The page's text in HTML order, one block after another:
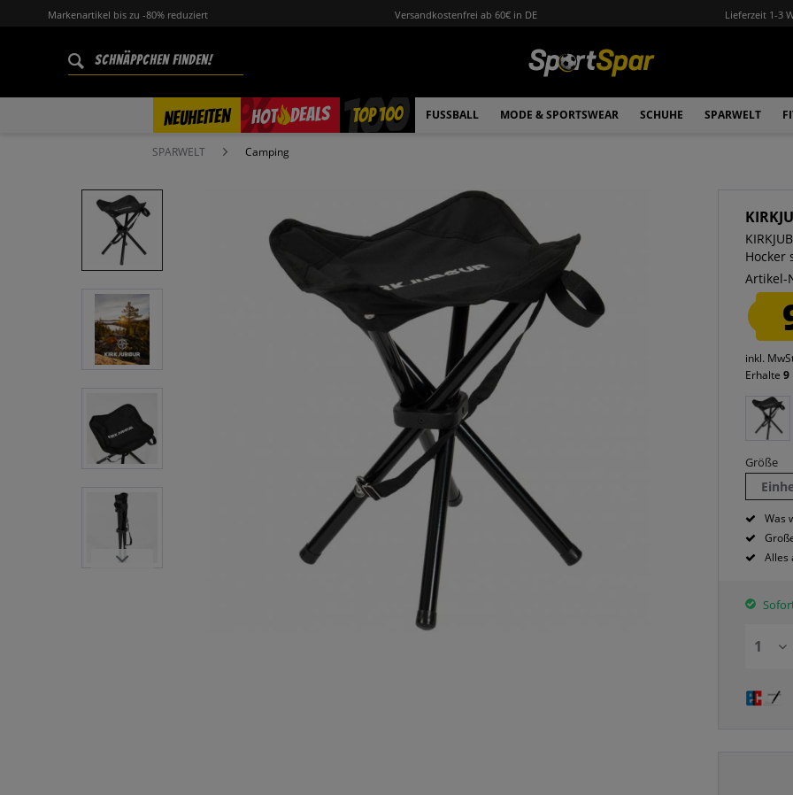
Markenartikel bis zu -80% reduziert Versandkostenfrei ab 60€ in DE Lieferzeit 1-3
NEUHEITEN HOT DEALS
% TOP 100 FUSSBALL MODE & SPORTSWEAR SCHUHE SPARWELT
SPARWELT Camping
Hocker
Artikel-
inkl.
Erhalte9
Größe
Was
Alles